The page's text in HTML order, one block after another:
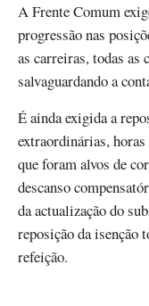
A Frente Comum
progressão nas
as carreiras, todas as
salvaguardando a
É ainda exigida a
extraordinárias,
que foram alvos de
descanso
da actualização do
reposição da isenção
refeição.